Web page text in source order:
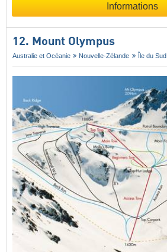
Informations
12. Mount Olympus
Australie et Océanie Nouvelle-Zélande Île du Sud